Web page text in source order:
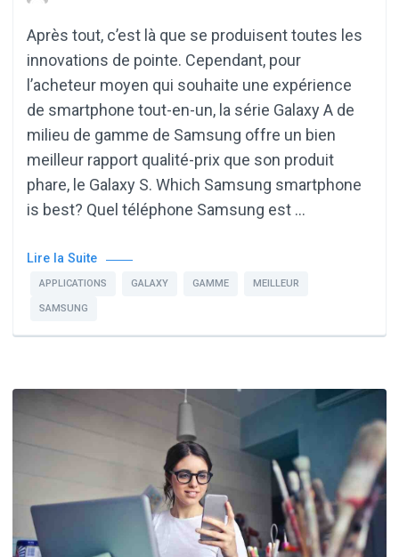
Après tout, c’est là que se produisent toutes les
innovations de pointe. Cependant, pour
l’acheteur moyen qui souhaite une expérience
de smartphone tout-en-un, la série Galaxy A de
milieu de gamme de Samsung offre un bien
meilleur rapport qualité-prix que son produit
phare, le Galaxy S. Which Samsung smartphone
is best? Quel téléphone Samsung est …
Lire la Suite
APPLICATIONS GALAXY GAMME MEILLEUR
SAMSUNG